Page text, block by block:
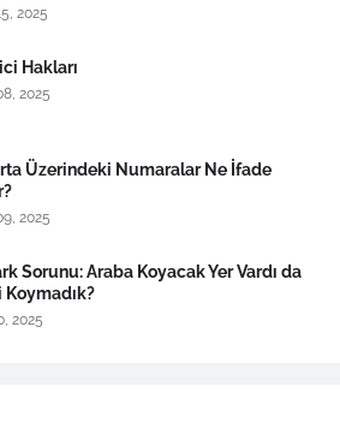
2025
Hakları
2025
Üzerindeki Numaralar Ne İfade
2025
Sorunu: Araba Koyacak Yer Vardı da
Koymadık?
2025